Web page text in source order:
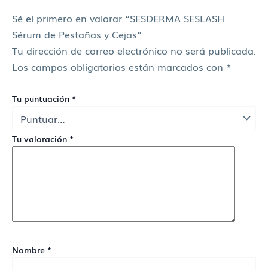
Sé el primero en valorar “SESDERMA SESLASH
Sérum de Pestañas y Cejas”
Tu dirección de correo electrónico no será publicada.
Los campos obligatorios están marcados con *
Tu puntuación *
Tu valoración *
Nombre *